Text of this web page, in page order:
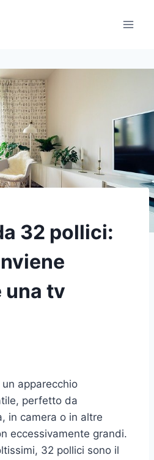
32 pollici:
una tv
un apparecchio
perfetto da
in camera o in altre
eccessivamente grandi.
32 pollici sono il